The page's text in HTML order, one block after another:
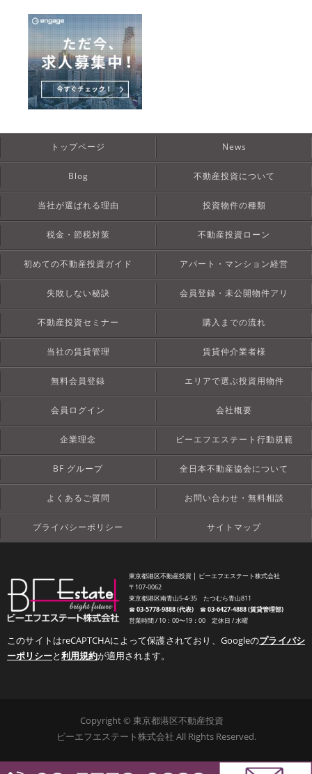
トップページ News
Blog 不動産投資について
当社が選ばれる理由 投資物件の種類
税金・節税対策 不動産投資ローン
初めての不動産投資ガイド アパート・マンション経営
失敗しない秘訣 会員登録・未公開物件アリ
不動産投資セミナー 購入までの流れ
当社の賃貸管理 賃貸仲介業者様
無料会員登録 エリアで選ぶ投資用物件
会員ログイン 会社概要
企業理念 ビーエフエステート行動規範
BF グループ 全日本不動産協会について
よくあるご質問 お問い合わせ・無料相談
プライバシーポリシー サイトマップ
東京都港区不動産投資 │ ビーエフエステート株式会社
〒107-0062
東京都港区南青山5-4-35 たつむら青山811
☎︎03-5778-9888 (代表)☎︎03-6427-4888 (賃貸管理部)
営業時間 / 10：00〜19：00 定休日 / 水曜
このサイトはreCAPTCHAによって保護されており、Googleのプライバシ
ーポリシーと利用規約が適用されます。
Copyright © 東京都港区不動産投資
ビーエフエステート株式会社 All Rights Reserved.